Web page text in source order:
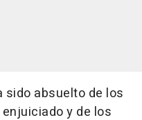
sido absuelto de los
y de los